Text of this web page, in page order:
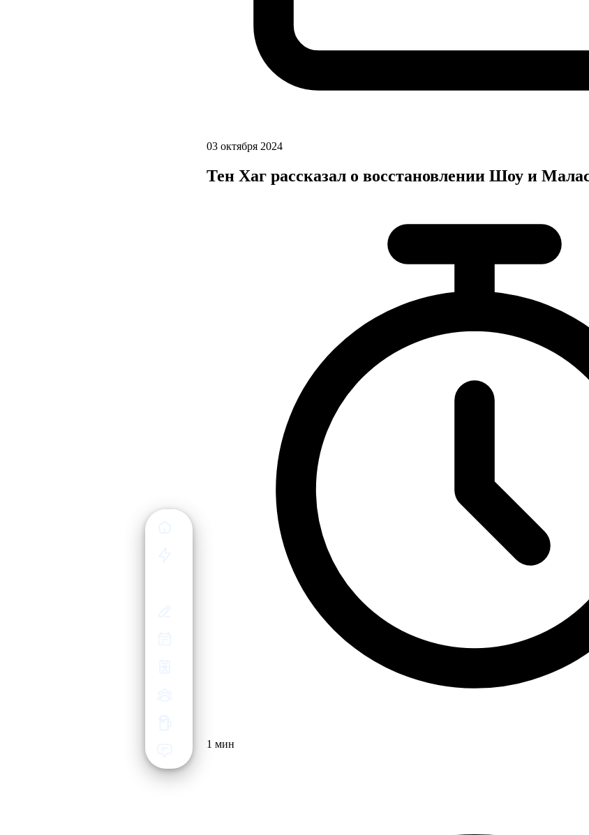
03 октября 2024
Тен Хаг рассказал о восстановлении Шоу и
1 мин